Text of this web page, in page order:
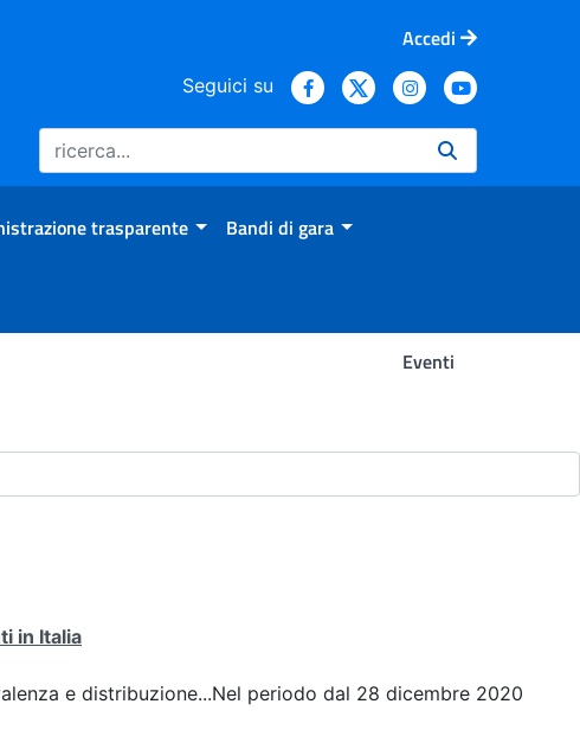
Accedi
Seguici su
trasparente Bandi di gara
Eventi
in Italia
e distribuzione...Nel periodo dal 28 dicembre 2020